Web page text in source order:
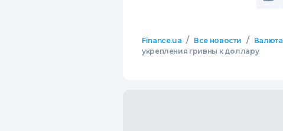
Finance.ua / Все новости / Валюта
укрепления гривны к доллару